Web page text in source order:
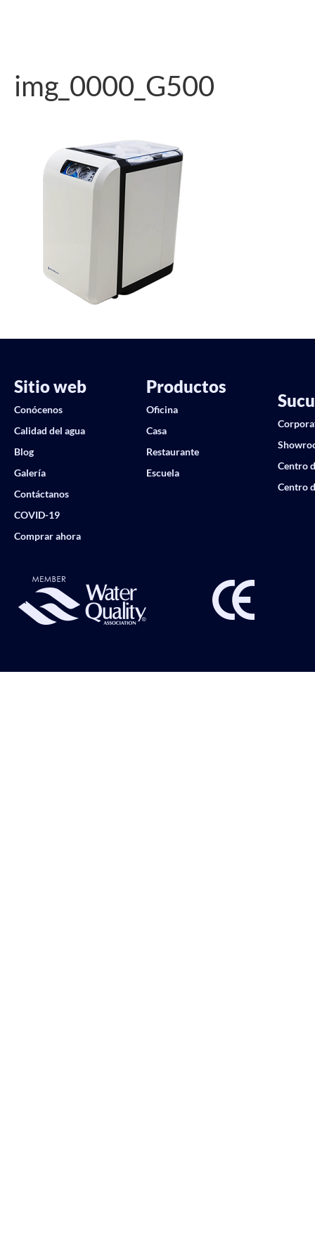
img_0000_G500
Sitio web
Conócenos
Calidad del agua
Blog
Galería
Contáctanos
COVID-19
Comprar ahora
Productos
Oficina
Casa
Restaurante
Escuela
Centro
Centro